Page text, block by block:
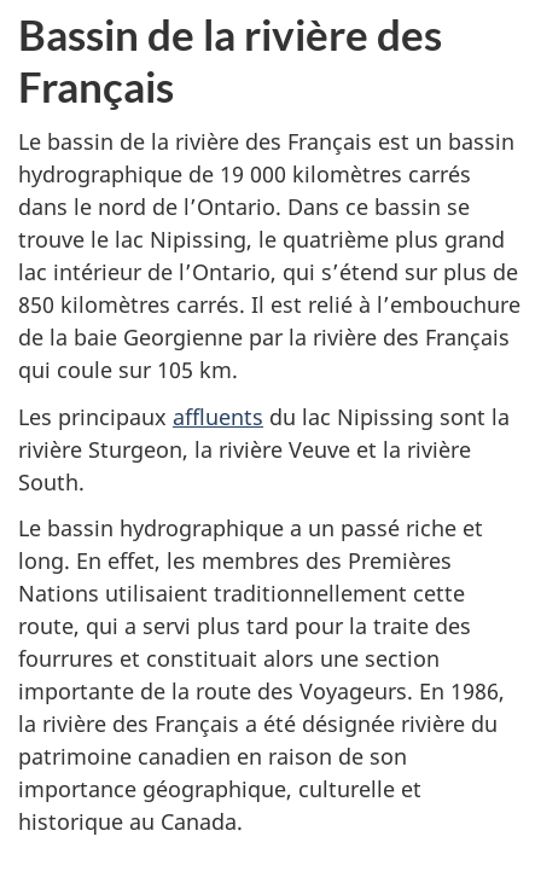
Bassin de la rivière des
Français
Le bassin de la rivière des Français est un bassin
hydrographique de 19 000 kilomètres carrés
dans le nord de l’Ontario. Dans ce bassin se
trouve le lac Nipissing, le quatrième plus grand
lac intérieur de l’Ontario, qui s’étend sur plus de
850 kilomètres carrés. Il est relié à l’embouchure
de la baie Georgienne par la rivière des Français
qui coule sur 105 km.
Les principaux affluents du lac Nipissing sont la
rivière Sturgeon, la rivière Veuve et la rivière
South.
Le bassin hydrographique a un passé riche et
long. En effet, les membres des Premières
Nations utilisaient traditionnellement cette
route, qui a servi plus tard pour la traite des
fourrures et constituait alors une section
importante de la route des Voyageurs. En 1986,
la rivière des Français a été désignée rivière du
patrimoine canadien en raison de son
importance géographique, culturelle et
historique au Canada.